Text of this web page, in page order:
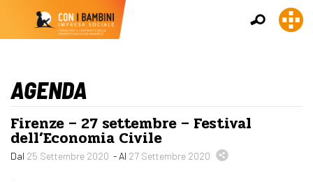
AGENDA
Firenze – 27 settembre – Festival
dell’Economia Civile
Dal 25 Settembre 2020 - Al 27 Settembre 2020